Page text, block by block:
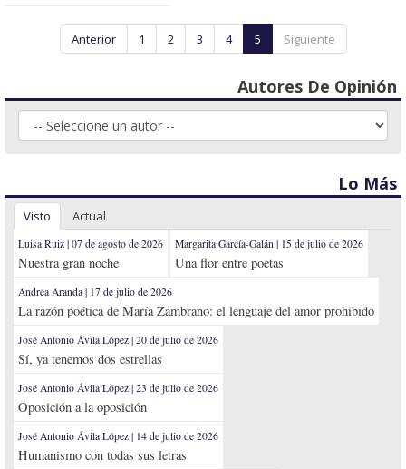
Anterior 1 2 3 4 5 Siguiente
Autores De Opinión
Lo Más
Visto Actual
Luisa Ruiz | 07 de agosto de 2026
Nuestra gran noche
Margarita García-Galán | 15 de julio de 2026
Una flor entre poetas
Andrea Aranda | 17 de julio de 2026
La razón poética de María Zambrano: el lenguaje del amor prohibido
José Antonio Ávila López | 20 de julio de 2026
Sí, ya tenemos dos estrellas
José Antonio Ávila López | 23 de julio de 2026
Oposición a la oposición
José Antonio Ávila López | 14 de julio de 2026
Humanismo con todas sus letras